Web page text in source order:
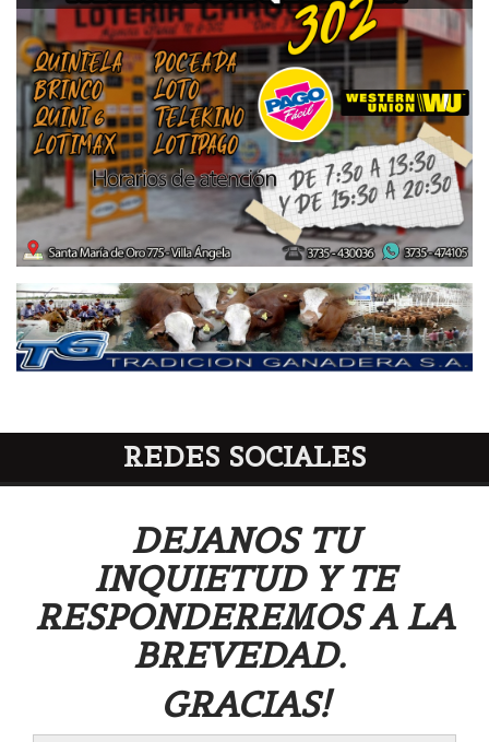
REDES SOCIALES
DEJANOS TU
INQUIETUD Y TE
RESPONDEREMOS A LA
BREVEDAD.
GRACIAS!